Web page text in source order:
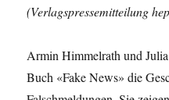
(Verlagspressemitteilung
Armin Himmelrath und
Buch «Fake News» die